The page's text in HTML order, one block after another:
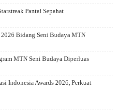
Pantai Sepahat
2026 Bidang Seni Budaya MTN
MTN Seni Budaya Diperluas
Indonesia Awards 2026, Perkuat